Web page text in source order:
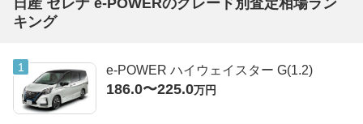
日産 セレナ e-POWERのグレード別査定相場ラン
キング
e-POWER ハイウェイスター G(1.2)
186.0〜225.0万円